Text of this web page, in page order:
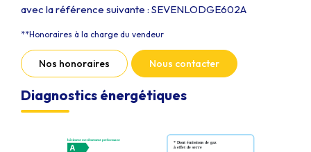
avec la référence suivante : SEVENLODGE602A
**Honoraires à la charge du vendeur
Nos honoraires Nous contacter
Diagnostics énergétiques